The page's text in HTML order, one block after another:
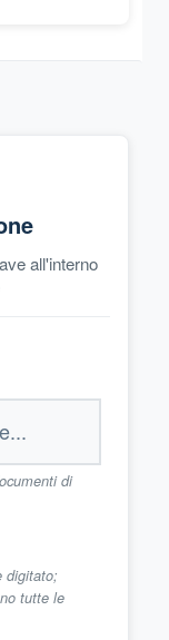
all'interno
di
digitato;
tutte le